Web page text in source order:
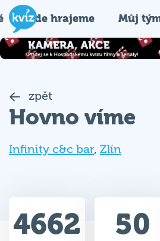
Kde hrajeme Můj
zpět
Hovno víme
Infinity c&c bar, Zlín
4662 50